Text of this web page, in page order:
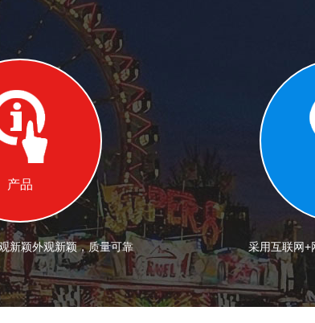
产品
新颖外观新颖，质量可靠 采用互联网+